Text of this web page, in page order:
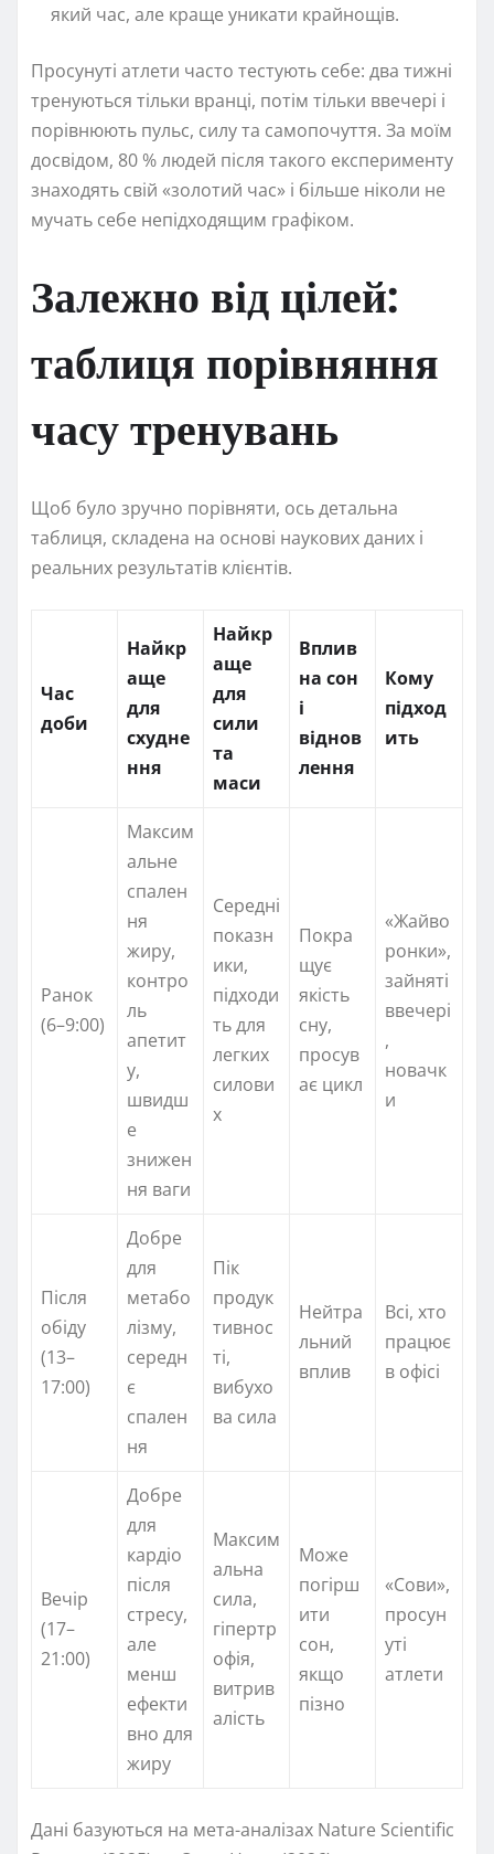
який час, але краще уникати крайнощів.
Просунуті атлети часто тестують себе: два тижні
тренуються тільки вранці, потім тільки ввечері і
порівнюють пульс, силу та самопочуття. За моїм
досвідом, 80 % людей після такого експерименту
знаходять свій «золотий час» і більше ніколи не
мучать себе непідходящим графіком.
Залежно від цілей:
таблиця порівняння
часу тренувань
Щоб було зручно порівняти, ось детальна
таблиця, складена на основі наукових даних і
реальних результатів клієнтів.
Час
доби
Найкр
аще
для
схудне
ння
Найкр
аще
для
сили
та
маси
Вплив
на сон
і
віднов
лення
Кому
підход
ить
Ранок
(6–9:00)
Максим
альне
спален
ня
жиру,
контро
ль
апетит
у,
швидш
е
знижен
ня ваги
Середні
показн
ики,
підходи
ть для
легких
силови
х
Покра
щує
якість
сну,
просув
ає цикл
«Жайво
ронки»,
зайняті
ввечері
,
новачк
и
Після
обіду
(13–
17:00)
Добре
для
метабо
лізму,
середн
є
спален
ня
Пік
продук
тивнос
ті,
вибухо
ва сила
Нейтра
льний
вплив
Всі, хто
працює
в офісі
Вечір
(17–
21:00)
Добре
для
кардіо
після
стресу,
але
менш
ефекти
вно для
жиру
Максим
альна
сила,
гіпертр
офія,
витрив
алість
Може
погірш
ити
сон,
якщо
пізно
«Сови»,
просун
уті
атлети
Дані базуються на мета-аналізах Nature Scientific